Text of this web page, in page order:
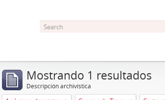
Mostrando 1 resultados
Descripción archivística